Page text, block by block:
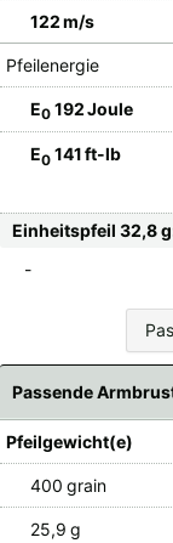
122 m/s
Pfeilenergie
E0 192 Joule
E0 141 ft-lb
Einheitspfeil 32,8
-
Passende
Pfeilgewicht(e)
400 grain
25,9 g